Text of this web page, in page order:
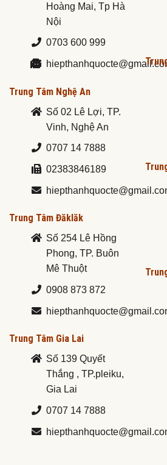
Hoàng Mai, Tp Hà
Nội
0703 600 999
Trung Tâm Nghệ An
Số 02 Lê Lợi, TP.
Vinh, Nghệ An
0707 14 7888
02383846189
Trung Tâm Đăklăk
Số 254 Lê Hồng
Phong, TP. Buôn
Mê Thuột
0908 873 872
Trung Tâm Gia Lai
Số 139 Quyết
Thắng , TP.pleiku,
Gia Lai
0707 14 7888